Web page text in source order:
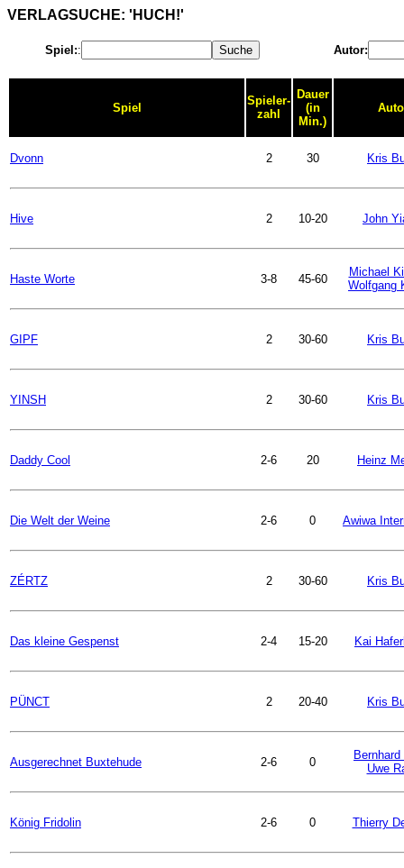
VERLAGSUCHE: 'HUCH!'
Spiel:: Autor:
Spiel
Spieler-
zahl
Dauer
(in
Min.)
Dvonn 2 30 Kris
Hive 2 10-20 John
Haste Worte 3-8 45-60
Michael
Wolfgang
GIPF 2 30-60 Kris
YINSH 2 30-60 Kris
Daddy Cool 2-6 20 Heinz
Die Welt der Weine 2-6 0 Awiwa
ZÉRTZ 2 30-60 Kris
Das kleine Gespenst 2-4 15-20 Kai
PÜNCT 2 20-40 Kris
Ausgerechnet Buxtehude 2-6 0
Uwe
König Fridolin 2-6 0 Thierry